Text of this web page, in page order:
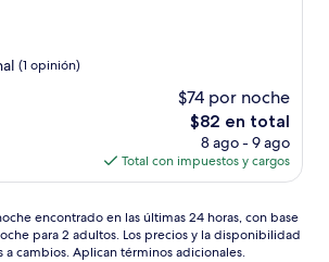
(1 opinión)
$74 por noche
El
precio
actual
es
$82
$82 en total
8 ago - 9 ago
Total con impuestos y cargos
encontrado en las últimas 24 horas, con base
para 2 adultos. Los precios y la disponibilidad
a cambios. Aplican términos adicionales.